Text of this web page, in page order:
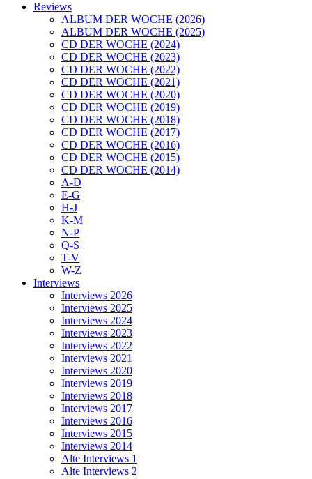
Reviews
ALBUM DER WOCHE (2026)
ALBUM DER WOCHE (2025)
CD DER WOCHE (2024)
CD DER WOCHE (2023)
CD DER WOCHE (2022)
CD DER WOCHE (2021)
CD DER WOCHE (2020)
CD DER WOCHE (2019)
CD DER WOCHE (2018)
CD DER WOCHE (2017)
CD DER WOCHE (2016)
CD DER WOCHE (2015)
CD DER WOCHE (2014)
A-D
E-G
H-J
K-M
N-P
Q-S
T-V
W-Z
Interviews
Interviews 2026
Interviews 2025
Interviews 2024
Interviews 2023
Interviews 2022
Interviews 2021
Interviews 2020
Interviews 2019
Interviews 2018
Interviews 2017
Interviews 2016
Interviews 2015
Interviews 2014
Alte Interviews 1
Alte Interviews 2